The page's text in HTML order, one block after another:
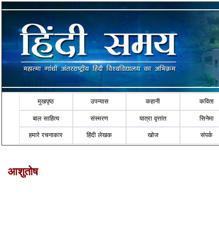
मुखपृष्ठ उपन्यास कहानी कविता
बाल साहित्य संस्मरण यात्रा वृत्तांत सिनेमा
हमारे रचनाकार हिंदी लेखक खोज संपर्क
आशुतोष